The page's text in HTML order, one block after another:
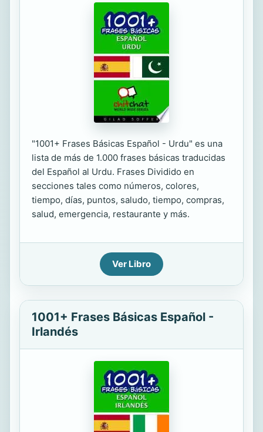
"1001+ Frases Básicas Español - Urdu" es una
lista de más de 1.000 frases básicas traducidas
del Español al Urdu. Frases Dividido en
secciones tales como números, colores,
tiempo, días, puntos, saludo, tiempo, compras,
salud, emergencia, restaurante y más.
Ver Libro
1001+ Frases Básicas Español -
Irlandés